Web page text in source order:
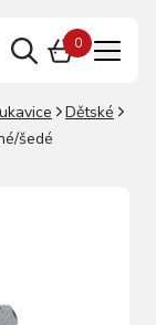
0
Dětské
šedé